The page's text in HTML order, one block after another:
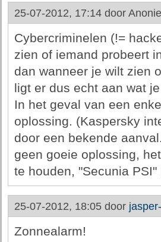
25-07-2012, 17:14 door
Cybercriminelen (!=
zien of iemand probeert
dan wanneer je wilt zien
ligt er dus echt aan wat
In het geval van een
oplossing. (Kaspersky
door een bekende
geen goeie oplossing,
te houden, "Secunia
25-07-2012, 18:05 door
Zonnealarm!